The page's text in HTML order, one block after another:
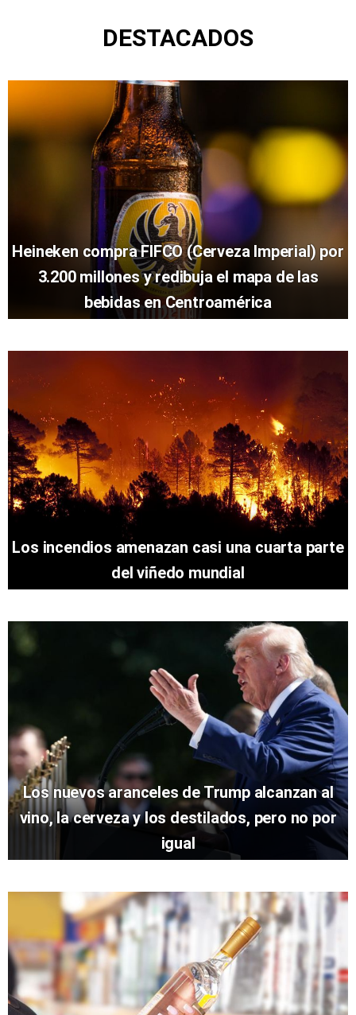
DESTACADOS
Heineken compra FIFCO (Cerveza Imperial) por
3.200 millones y redibuja el mapa de las
bebidas en Centroamérica
Los incendios amenazan casi una cuarta parte
del viñedo mundial
Los nuevos aranceles de Trump alcanzan al
vino, la cerveza y los destilados, pero no por
igual